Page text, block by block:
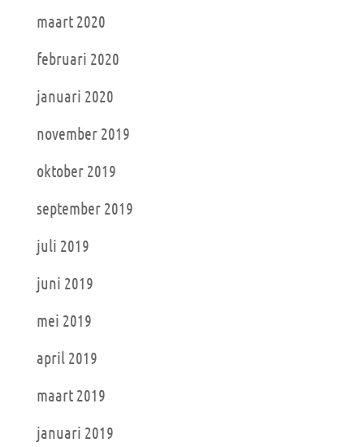
maart 2020
februari 2020
januari 2020
november 2019
oktober 2019
september 2019
juli 2019
juni 2019
mei 2019
april 2019
maart 2019
januari 2019